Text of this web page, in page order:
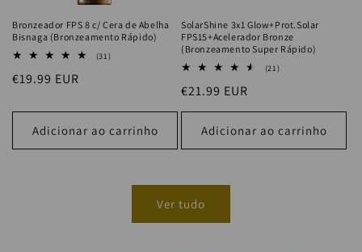
Bronzeador FPS 8 c/ Cera de Abelha
Bisnaga (Bronzeamento Rápido)
(31)
Preço
€19.99 EUR
Adicionar ao carrinho
SolarShine 3x1 Glow+Prot.Solar
FPS15+Acelerador Bronze
(Bronzeamento Super Rápido)
(21)
Preço
normal
€21.99 EUR
Adicionar ao carrinho
Ver tudo